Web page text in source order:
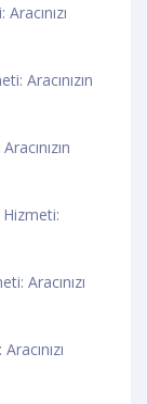
Aracınızın
Aracınızı